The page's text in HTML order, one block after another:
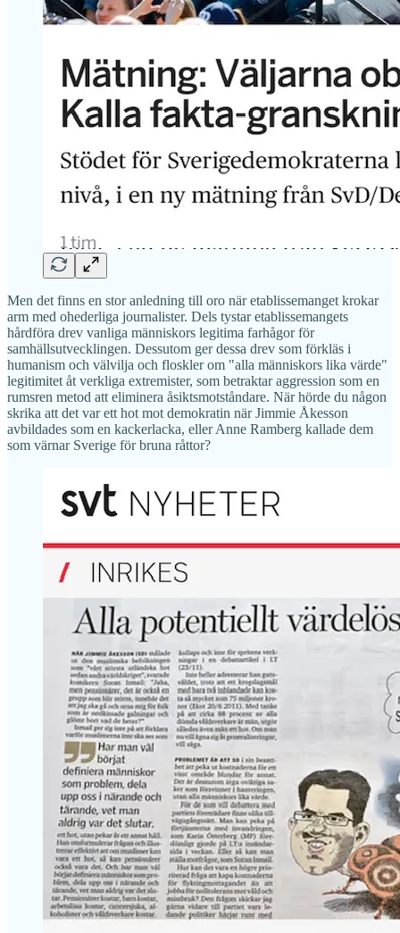
Men det finns en stor anledning till oro när etablissemanget krokar
arm med ohederliga journalister. Dels tystar etablissemangets
hårdföra drev vanliga människors legitima farhågor för
samhällsutvecklingen. Dessutom ger dessa drev som förkläs i
humanism och välvilja och floskler om "alla människors lika värde"
legitimitet åt verkliga extremister, som betraktar aggression som en
rumsren metod att eliminera åsiktsmotståndare. När hörde du någon
skrika att det var ett hot mot demokratin när Jimmie Åkesson
avbildades som en kackerlacka, eller Anne Ramberg kallade dem
som värnar Sverige för bruna råttor?